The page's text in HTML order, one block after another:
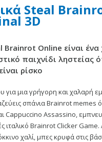
Steal
3D
Brainrot Online είναι ένα
παιχνίδι ληστείας
ρίσκο
για μια γρήγορη και χαλαρή
σπάνια Brainrot memes
Cappuccino Assassino,
ιταλικό Brainrot Clicker
χαλί, μπες κρυφά στις